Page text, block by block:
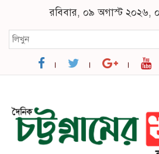
রবিবার, ০৯ অগাস্ট ২০২৬,